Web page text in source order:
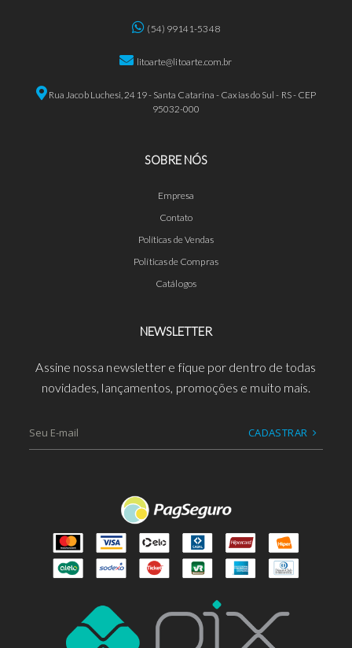
(54) 99141-5348
litoarte@litoarte.com.br
Rua Jacob Luchesi, 2419 - Santa Catarina - Caxias do Sul - RS - CEP
95032-000
SOBRE NÓS
Empresa
Contato
Políticas de Vendas
Políticas de Compras
Catálogos
NEWSLETTER
Assine nossa newsletter e fique por dentro de todas
novidades, lançamentos, promoções e muito mais.
CADASTRAR